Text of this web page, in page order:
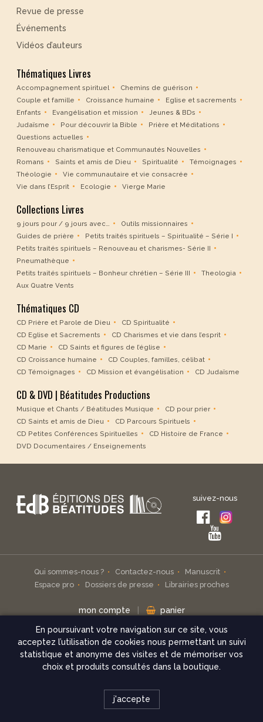
Revue de presse
Événements
Vidéos d’auteurs
Thématiques Livres
Accompagnement spirituel
Chemins de guérison
Couple et famille
Croissance humaine
Eglise et sacrements
Enfants
Evangélisation et mission
Jeunes & BDs
Judaïsme
Pour découvrir la Bible
Prière et Méditations
Questions actuelles
Renouveau charismatique et Communautés Nouvelles
Romans
Saints et amis de Dieu Spiritualité
Témoignages
Théologie
Vie communautaire et vie consacrée
Vie dans l’Esprit
Ecologie Vierge Marie
Collections Livres
9 jours pour / 9 jours avec…
Outils missionnaires
Guides de prière
Petits traités spirituels – Spiritualité – Série I
Petits traités spirituels – Renouveau et charismes- Série II
Pneumathèque
Petits traités spirituels – Bonheur chrétien – Série III
Theologia
Aux Quatre Vents
Thématiques CD
CD Prière et Parole de Dieu
CD Spiritualité
CD Eglise et Sacrements
CD Charismes et vie dans l’esprit
CD Marie
CD Saints et figures de l’église
CD Croissance humaine
CD Couples, familles, célibat
CD Témoignages
CD Mission et évangélisation CD Judaïsme
CD & DVD | Béatitudes Productions
Musique et Chants / Béatitudes Musique
CD pour prier
CD Saints et amis de Dieu
CD Parcours Spirituels
CD Petites Conférences Spirituelles
CD Histoire de France
DVD Documentaires / Enseignements
suivez-nous
Qui sommes-nous ? Contactez-nous
Manuscrit
Espace pro
Dossiers de presse Librairies proches
mon compte panier
Inscrivez-vous à notre infolettre
check
Conditions de vente
En poursuivant votre navigation sur ce site, vous
acceptez l’utilisation de cookies nous permettant un suivi
statistique et anonyme des visites et de mémoriser vos
choix et produits consultés dans la boutique.
j'accepte